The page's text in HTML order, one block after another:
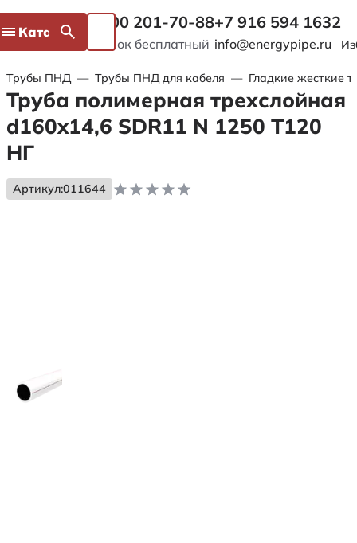
Каталог 8 800 201-70-88
Звонок бесплатный
+7 916 594 1632
info@energypipe.ru
Трубы ПНД — Трубы ПНД для кабеля — Гладкие жесткие
Труба полимерная трехслойная
d160x14,6 SDR11 N 1250 Т120
НГ
Артикул:011644